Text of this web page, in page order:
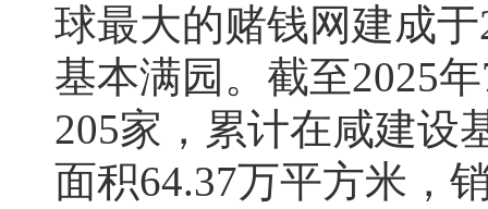
球最大的赌钱网建成
基本满园。截至2025
205家，累计在咸建设
面积64.37万平方米，